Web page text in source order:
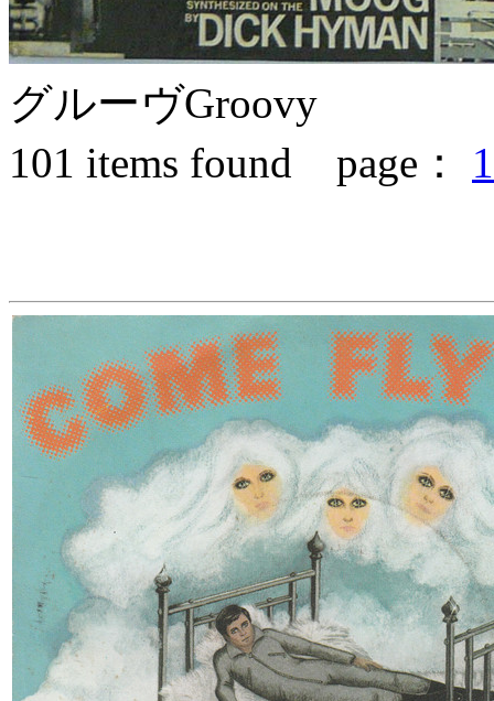
グルーヴGroovy
101 items found page： 1